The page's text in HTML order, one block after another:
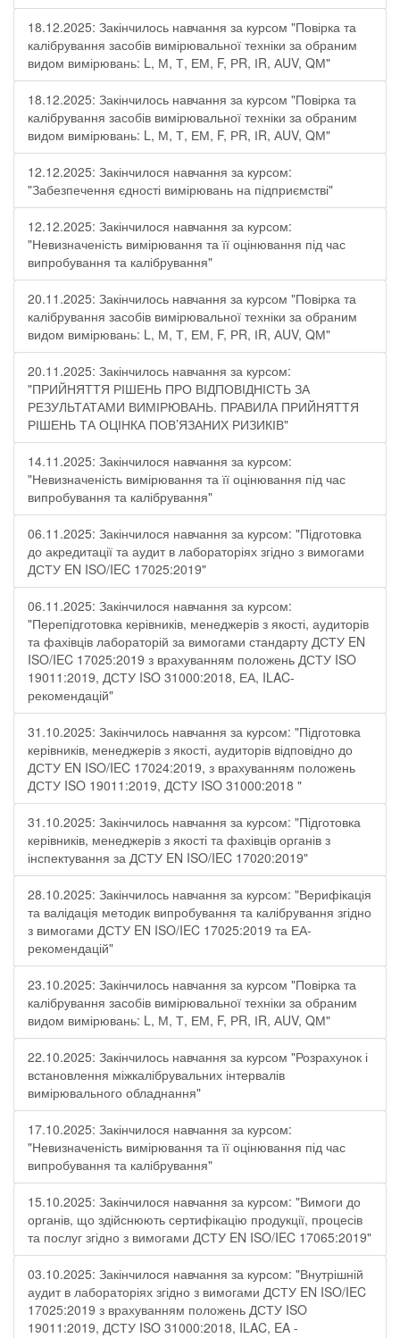
18.12.2025: Закінчилось навчання за курсом "Повірка та
калібрування засобів вимірювальної техніки за обраним
видом вимірювань: L, М, Т, ЕМ, F, РR, ІR, АUV, QМ"
18.12.2025: Закінчилось навчання за курсом "Повірка та
калібрування засобів вимірювальної техніки за обраним
видом вимірювань: L, М, Т, ЕМ, F, РR, ІR, АUV, QМ"
12.12.2025: Закінчилося навчання за курсом:
"Забезпечення єдності вимірювань на підприємстві"
12.12.2025: Закінчилося навчання за курсом:
"Невизначеність вимірювання та її оцінювання під час
випробування та калібрування"
20.11.2025: Закінчилось навчання за курсом "Повірка та
калібрування засобів вимірювальної техніки за обраним
видом вимірювань: L, М, Т, ЕМ, F, РR, ІR, АUV, QМ"
20.11.2025: Закінчилось навчання за курсом:
"ПРИЙНЯТТЯ РІШЕНЬ ПРО ВІДПОВІДНІСТЬ ЗА
РЕЗУЛЬТАТАМИ ВИМІРЮВАНЬ. ПРАВИЛА ПРИЙНЯТТЯ
РІШЕНЬ ТА ОЦІНКА ПОВ’ЯЗАНИХ РИЗИКІВ"
14.11.2025: Закінчилося навчання за курсом:
"Невизначеність вимірювання та її оцінювання під час
випробування та калібрування"
06.11.2025: Закінчилося навчання за курсом: "Підготовка
до акредитації та аудит в лабораторіях згідно з вимогами
ДСТУ EN ISO/IEC 17025:2019"
06.11.2025: Закінчилося навчання за курсом:
"Перепідготовка керівників, менеджерів з якості, аудиторів
та фахівців лабораторій за вимогами стандарту ДСТУ EN
ISO/IEC 17025:2019 з врахуванням положень ДСТУ ISO
19011:2019, ДСТУ ISO 31000:2018, ЕА, ILAC-
рекомендацій"
31.10.2025: Закінчилось навчання за курсом: "Підготовка
керівників, менеджерів з якості, аудиторів відповідно до
ДСТУ EN ISO/IEC 17024:2019, з врахуванням положень
ДСТУ ISO 19011:2019, ДСТУ ISO 31000:2018 "
31.10.2025: Закінчилось навчання за курсом: "Підготовка
керівників, менеджерів з якості та фахівців органів з
інспектування за ДСТУ EN ISO/IEC 17020:2019"
28.10.2025: Закінчилось навчання за курсом: "Верифікація
та валідація методик випробування та калібрування згідно
з вимогами ДСТУ EN ISO/IEC 17025:2019 та ЕА-
рекомендацій"
23.10.2025: Закінчилось навчання за курсом "Повірка та
калібрування засобів вимірювальної техніки за обраним
видом вимірювань: L, М, Т, ЕМ, F, РR, ІR, АUV, QМ"
22.10.2025: Закінчилось навчання за курсом "Розрахунок і
встановлення міжкалібрувальних інтервалів
вимірювального обладнання"
17.10.2025: Закінчилося навчання за курсом:
"Невизначеність вимірювання та її оцінювання під час
випробування та калібрування"
15.10.2025: Закінчилося навчання за курсом: "Вимоги до
органів, що здійснюють сертифікацію продукції, процесів
та послуг згідно з вимогами ДСТУ EN ISO/IEC 17065:2019"
03.10.2025: Закінчилося навчання за курсом: "Внутрішній
аудит в лабораторіях згідно з вимогами ДСТУ EN ISO/IEC
17025:2019 з врахуванням положень ДСТУ ISO
19011:2019, ДСТУ ISO 31000:2018, ILAC, EA -